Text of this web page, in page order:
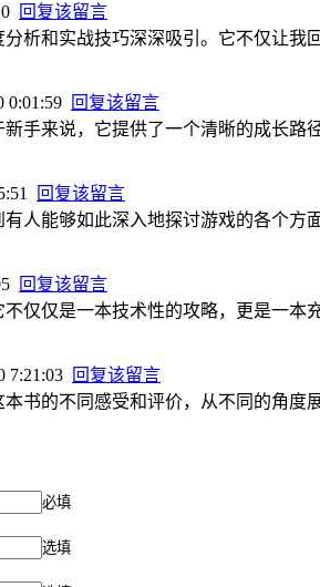
回复该留言
析和实战技巧深深吸引。它不仅让我
0:01:59 回复该留言
手来说，它提供了一个清晰的成长路
回复该留言
人能够如此深入地探讨游戏的各个方
回复该留言
仅仅是一本技术性的攻略，更是一本
7:21:03 回复该留言
书的不同感受和评价，从不同的角度
必填
选填